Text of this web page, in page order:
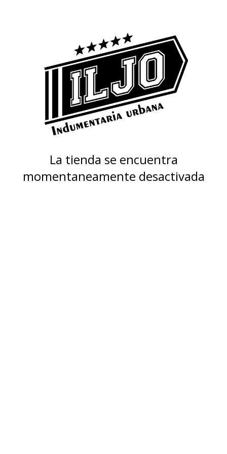
La tienda se encuentra
momentaneamente desactivada